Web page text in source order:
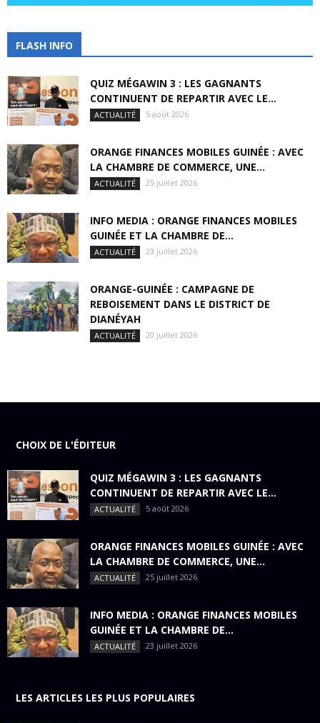
FLASH INFO
QUIZ MÉGAWIN 3 : LES GAGNANTS
CONTINUENT DE REPARTIR AVEC LE...
ACTUALITÉ 5 août 2026
ORANGE FINANCES MOBILES GUINÉE : AVEC
LA CHAMBRE DE COMMERCE, UNE...
ACTUALITÉ 25 juillet 2026
INFO MEDIA : ORANGE FINANCES MOBILES
GUINÉE ET LA CHAMBRE DE...
ACTUALITÉ 23 juillet 2026
ORANGE-GUINÉE : CAMPAGNE DE
REBOISEMENT DANS LE DISTRICT DE
DIANÉYAH
ACTUALITÉ 20 juillet 2026
CHOIX DE L'ÉDITEUR
QUIZ MÉGAWIN 3 : LES GAGNANTS
CONTINUENT DE REPARTIR AVEC LE...
ACTUALITÉ 5 août 2026
ORANGE FINANCES MOBILES GUINÉE : AVEC
LA CHAMBRE DE COMMERCE, UNE...
ACTUALITÉ 25 juillet 2026
INFO MEDIA : ORANGE FINANCES MOBILES
GUINÉE ET LA CHAMBRE DE...
ACTUALITÉ 23 juillet 2026
LES ARTICLES LES PLUS POPULAIRES